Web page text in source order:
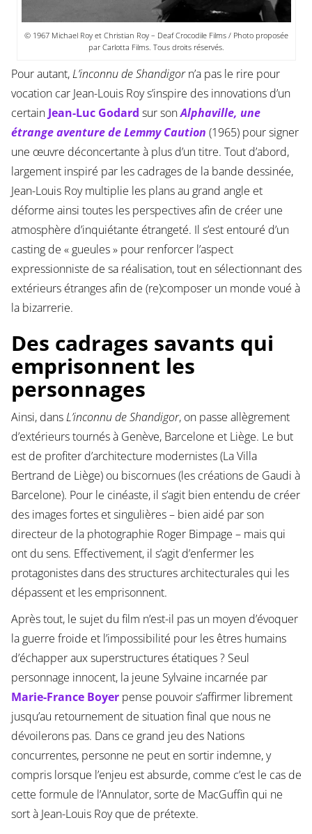
© 1967 Michael Roy et Christian Roy – Deaf Crocodile Films / Photo proposée
par Carlotta Films. Tous droits réservés.
Pour autant,L’inconnu de Shandigorn’a pas le rire pour
vocation car Jean-Louis Roy s’inspire des innovations d’un
certain Jean-Luc Godard sur sonAlphaville, une
étrange aventure de Lemmy Caution (1965) pour signer
une œuvre déconcertante à plus d’un titre. Tout d’abord,
largement inspiré par les cadrages de la bande dessinée,
Jean-Louis Roy multiplie les plans au grand angle et
déforme ainsi toutes les perspectives afin de créer une
atmosphère d’inquiétante étrangeté. Il s’est entouré d’un
casting de « gueules » pour renforcer l’aspect
expressionniste de sa réalisation, tout en sélectionnant des
extérieurs étranges afin de (re)composer un monde voué à
la bizarrerie.
Des cadrages savants qui
emprisonnent les
personnages
Ainsi, dansL’inconnu de Shandigor, on passe allègrement
d’extérieurs tournés à Genève, Barcelone et Liège. Le but
est de profiter d’architecture modernistes (La Villa
Bertrand de Liège) ou biscornues (les créations de Gaudi à
Barcelone). Pour le cinéaste, il s’agit bien entendu de créer
des images fortes et singulières – bien aidé par son
directeur de la photographie Roger Bimpage – mais qui
ont du sens. Effectivement, il s’agit d’enfermer les
protagonistes dans des structures architecturales qui les
dépassent et les emprisonnent.
Après tout, le sujet du film n’est-il pas un moyen d’évoquer
la guerre froide et l’impossibilité pour les êtres humains
d’échapper aux superstructures étatiques ? Seul
personnage innocent, la jeune Sylvaine incarnée par
Marie-France Boyerpense pouvoir s’affirmer librement
jusqu’au retournement de situation final que nous ne
dévoilerons pas. Dans ce grand jeu des Nations
concurrentes, personne ne peut en sortir indemne, y
compris lorsque l’enjeu est absurde, comme c’est le cas de
cette formule de l’Annulator, sorte de MacGuffin qui ne
sort à Jean-Louis Roy que de prétexte.